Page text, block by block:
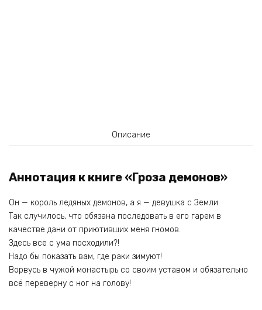
Описание
Аннотация к книге «Гроза демонов»
Он — король ледяных демонов, а я — девушка с Земли.
Так случилось, что обязана последовать в его гарем в
качестве дани от приютивших меня гномов.
Здесь все с ума посходили?!
Надо бы показать вам, где раки зимуют!
Ворвусь в чужой монастырь со своим уставом и обязательно
всё переверну с ног на голову!